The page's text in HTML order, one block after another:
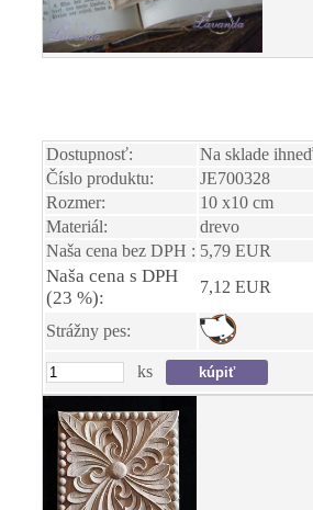
Dostupnosť:
Na sklade
Číslo produktu:
JE700328
Rozmer:
10 x10 cm
Materiál:
drevo
Naša cena bez DPH : 5,79 EUR
Naša cena s DPH
(23 %):
7,12 EUR
Strážny pes:
ks